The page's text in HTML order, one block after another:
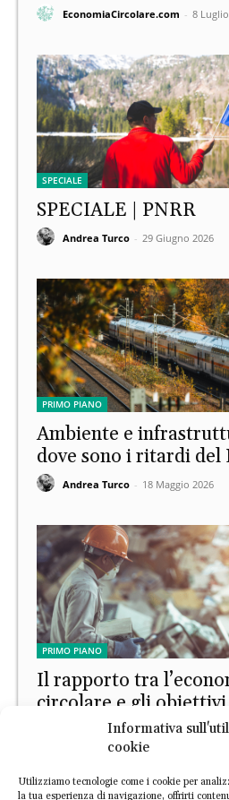
Informativa
cookie
Utilizziamo tecnologie come i cookie per
la tua esperienza di navigazione, offrirti
EconomiaCircolare.com - 8
SPECIALE
SPECIALE | PNRR
Andrea Turco - 29 Giugno 2026
PRIMO PIANO
Ambiente e
dove sono i ritardi del
Andrea Turco - 18 Maggio 2026
PRIMO PIANO
Il rapporto tra
circolare e gli
sviluppo sostenibile
EconomiaCircolare.com